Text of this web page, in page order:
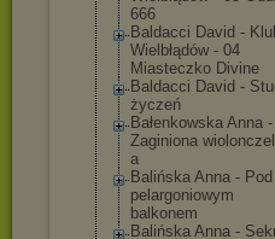
666
Baldacci David -
Wielbłądów - 04
Miasteczko Divine
Baldacci David -
życzeń
Bałenkowska Anna -
Zaginiona
a
Balińska Anna - Pod
pelargoniowym
balkonem
Balińska Anna -